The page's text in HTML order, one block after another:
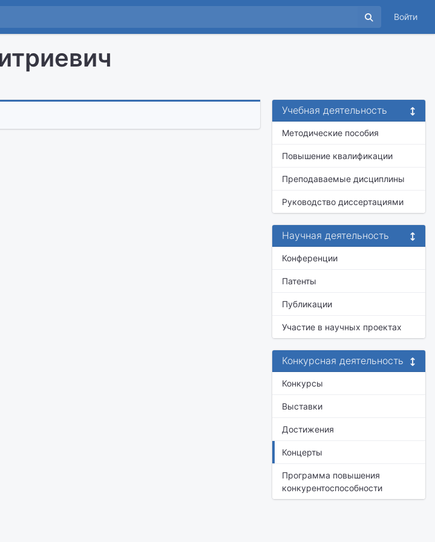
Войти
Учебная деятельность
Методические пособия
Повышение квалификации
Преподаваемые дисциплины
Руководство диссертациями
Научная деятельность
Конференции
Патенты
Публикации
Участие в научных проектах
Конкурсная деятельность
Конкурсы
Выставки
Достижения
Концерты
Программа повышения
конкурентоспособности